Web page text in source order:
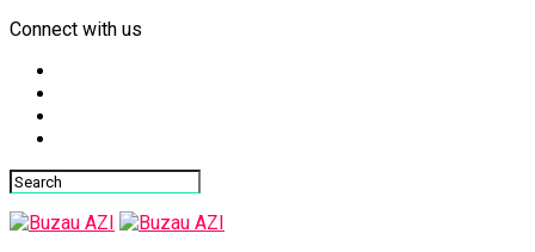
Connect with us